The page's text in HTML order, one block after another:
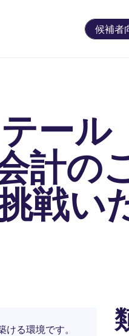
候補者
ール
計の
戦い
る環境です。